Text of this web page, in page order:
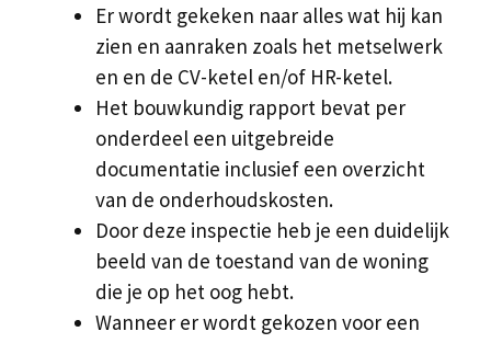
Er wordt gekeken naar alles wat hij kan
zien en aanraken zoals het metselwerk
en en de CV-ketel en/of HR-ketel.
Het bouwkundig rapport bevat per
onderdeel een uitgebreide
documentatie inclusief een overzicht
van de onderhoudskosten.
Door deze inspectie heb je een duidelijk
beeld van de toestand van de woning
die je op het oog hebt.
Wanneer er wordt gekozen voor een